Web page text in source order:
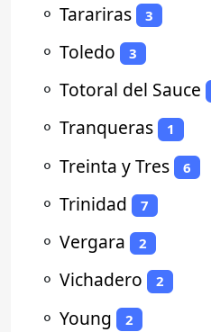
⚬ Tarariras 3
⚬ Toledo 3
⚬ Totoral del Sauce
⚬ Tranqueras 1
⚬ Treinta y Tres 6
⚬ Trinidad 7
⚬ Vergara 2
⚬ Vichadero 2
⚬ Young 2